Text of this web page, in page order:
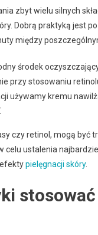
zbyt wielu silnych
Dobrą praktyką jest
między
środek
przy stosowaniu
używamy kremu
czy retinol, mogą
celu ustalenia
pielęgnacji skóry.